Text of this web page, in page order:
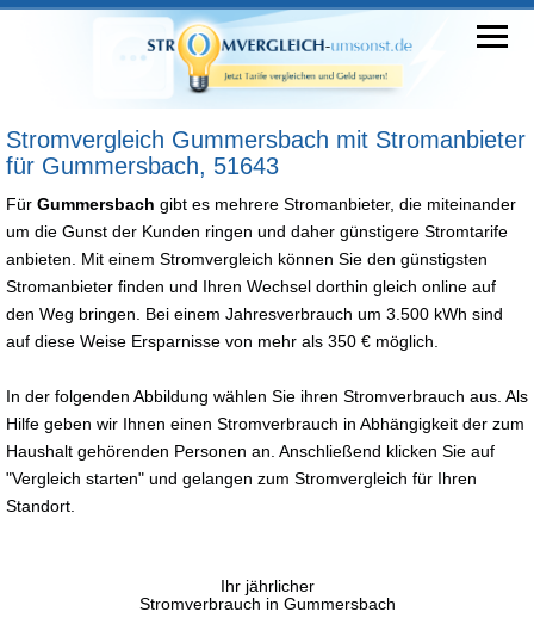
Stromvergleich Gummersbach mit Stromanbieter
für Gummersbach, 51643
Für Gummersbach gibt es mehrere Stromanbieter, die miteinander
um die Gunst der Kunden ringen und daher günstigere Stromtarife
anbieten. Mit einem Stromvergleich können Sie den günstigsten
Stromanbieter finden und Ihren Wechsel dorthin gleich online auf
den Weg bringen. Bei einem Jahresverbrauch um 3.500 kWh sind
auf diese Weise Ersparnisse von mehr als 350 € möglich.
In der folgenden Abbildung wählen Sie ihren Stromverbrauch aus. Als
Hilfe geben wir Ihnen einen Stromverbrauch in Abhängigkeit der zum
Haushalt gehörenden Personen an. Anschließend klicken Sie auf
"Vergleich starten" und gelangen zum Stromvergleich für Ihren
Standort.
Ihr jährlicher
Stromverbrauch in Gummersbach